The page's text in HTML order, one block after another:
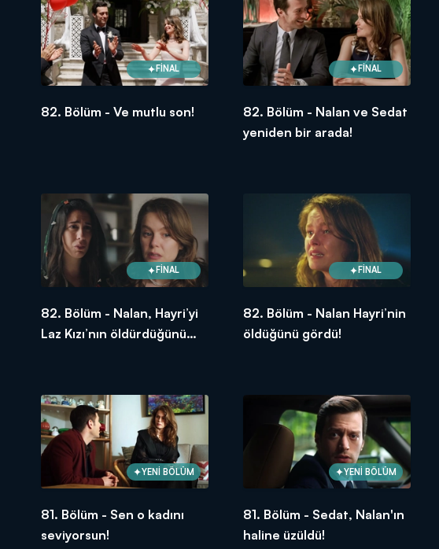
FİNAL
82. Bölüm - Ve mutlu son!
FİNAL
82. Bölüm - Nalan ve Sedat
yeniden bir arada!
FİNAL
82. Bölüm - Nalan, Hayri’yi
Laz Kızı’nın öldürdüğünü
FİNAL
82. Bölüm - Nalan Hayri’nin
öldüğünü gördü!
YENİ BÖLÜM
81. Bölüm - Sen o kadını
seviyorsun!
YENİ BÖLÜM
81. Bölüm - Sedat, Nalan'ın
haline üzüldü!